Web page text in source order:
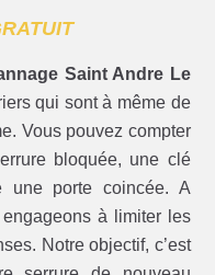
Saint Andre Le
qui sont à même de
Vous pouvez compter
bloquée, une clé
une porte coincée. A
à limiter les
Notre objectif, c’est